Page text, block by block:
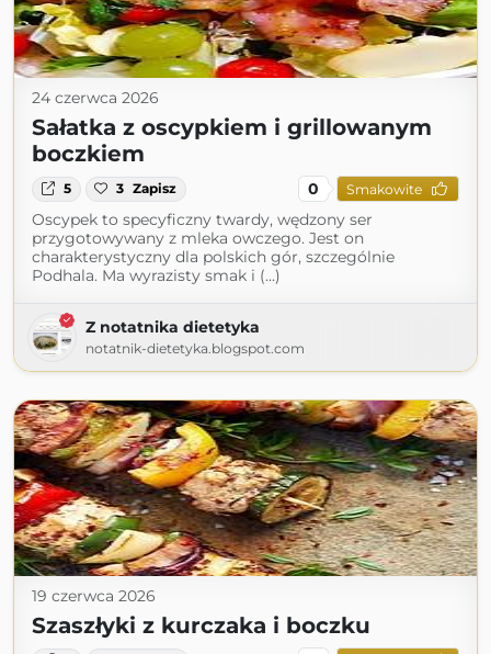
24 czerwca 2026
Sałatka z oscypkiem i grillowanym
boczkiem
5 3 Zapisz 0 Smakowite
Oscypek to specyficzny twardy, wędzony ser
przygotowywany z mleka owczego. Jest on
charakterystyczny dla polskich gór, szczególnie
Podhala. Ma wyrazisty smak i (...)
Z notatnika dietetyka
notatnik-dietetyka.blogspot.com
19 czerwca 2026
Szaszłyki z kurczaka i boczku